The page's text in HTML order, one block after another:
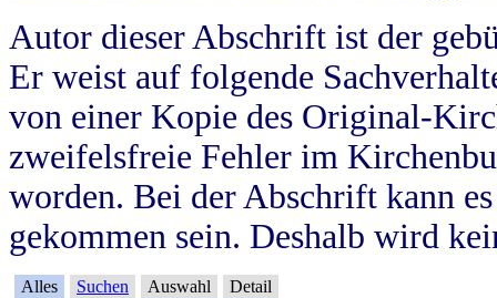
Autor dieser Abschrift ist der
Er weist auf folgende
von einer Kopie des Original-
zweifelsfreie Fehler im
worden. Bei der Abschrift kann
gekommen sein. Deshalb wird
Alles Suchen Auswahl Detail